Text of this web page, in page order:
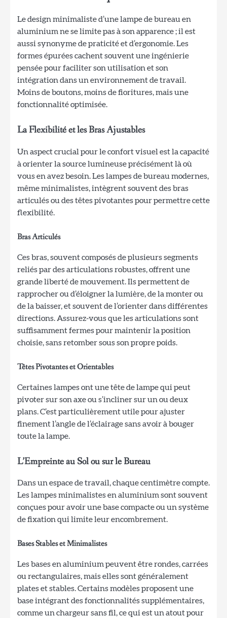
Le design minimaliste d’une lampe de bureau en
aluminium ne se limite pas à son apparence ; il est
aussi synonyme de praticité et d’ergonomie. Les
formes épurées cachent souvent une ingénierie
pensée pour faciliter son utilisation et son
intégration dans un environnement de travail.
Moins de boutons, moins de fioritures, mais une
fonctionnalité optimisée.
La Flexibilité et les Bras Ajustables
Un aspect crucial pour le confort visuel est la capacité
à orienter la source lumineuse précisément là où
vous en avez besoin. Les lampes de bureau modernes,
même minimalistes, intègrent souvent des bras
articulés ou des têtes pivotantes pour permettre cette
flexibilité.
Bras Articulés
Ces bras, souvent composés de plusieurs segments
reliés par des articulations robustes, offrent une
grande liberté de mouvement. Ils permettent de
rapprocher ou d’éloigner la lumière, de la monter ou
de la baisser, et souvent de l’orienter dans différentes
directions. Assurez-vous que les articulations sont
suffisamment fermes pour maintenir la position
choisie, sans retomber sous son propre poids.
Têtes Pivotantes et Orientables
Certaines lampes ont une tête de lampe qui peut
pivoter sur son axe ou s’incliner sur un ou deux
plans. C’est particulièrement utile pour ajuster
finement l’angle de l’éclairage sans avoir à bouger
toute la lampe.
L’Empreinte au Sol ou sur le Bureau
Dans un espace de travail, chaque centimètre compte.
Les lampes minimalistes en aluminium sont souvent
conçues pour avoir une base compacte ou un système
de fixation qui limite leur encombrement.
Bases Stables et Minimalistes
Les bases en aluminium peuvent être rondes, carrées
ou rectangulaires, mais elles sont généralement
plates et stables. Certains modèles proposent une
base intégrant des fonctionnalités supplémentaires,
comme un chargeur sans fil, ce qui est un atout pour